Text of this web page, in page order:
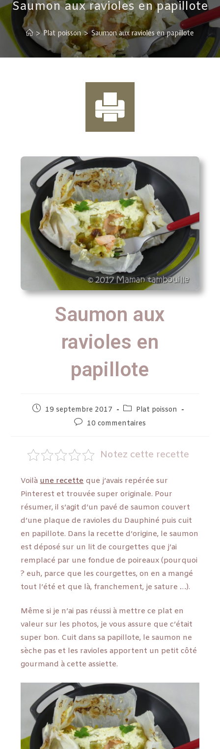
Saumon aux ravioles en papillote
> Plat poisson > Saumon aux ravioles en papillote
Saumon aux
ravioles en
papillote
19 septembre 2017
Plat poisson
10 commentaires
Notez cette recette
Voilà une recette que j’avais repérée sur
Pinterest et trouvée super originale. Pour
résumer, il s’agit d’un pavé de saumon couvert
d’une plaque de ravioles du Dauphiné puis cuit
en papillote. Dans la recette d’origine, le saumon
est déposé sur un lit de courgettes que j’ai
remplacé par une fondue de poireaux (pourquoi
? euh, parce que les courgettes, on en a mangé
tout l’été et que là, franchement, je sature …).
Même si je n’ai pas réussi à mettre ce plat en
valeur sur les photos, je vous assure que c’était
super bon. Cuit dans sa papillote, le saumon ne
sèche pas et les ravioles apportent un petit côté
gourmand à cette assiette.